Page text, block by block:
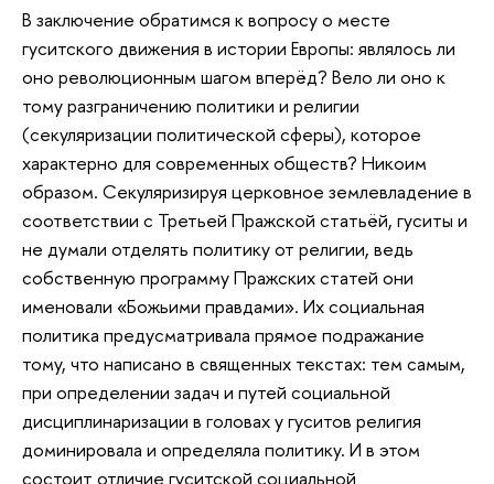
В заключение обратимся к вопросу о месте
гуситского движения в истории Европы: являлось ли
оно революционным шагом вперёд? Вело ли оно к
тому разграничению политики и религии
(секуляризации политической сферы), которое
характерно для современных обществ? Никоим
образом. Секуляризируя церковное землевладение в
соответствии с Третьей Пражской статьёй, гуситы и
не думали отделять политику от религии, ведь
собственную программу Пражских статей они
именовали «Божьими правдами». Их социальная
политика предусматривала прямое подражание
тому, что написано в священных текстах: тем самым,
при определении задач и путей социальной
дисциплинаризации в головах у гуситов религия
доминировала и определяла политику. И в этом
состоит отличие гуситской социальной